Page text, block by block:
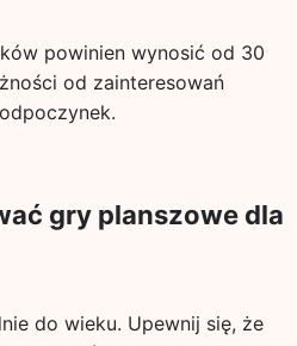
powinien wynosić od 30
od zainteresowań
gry planszowe dla
do wieku. Upewnij się, że